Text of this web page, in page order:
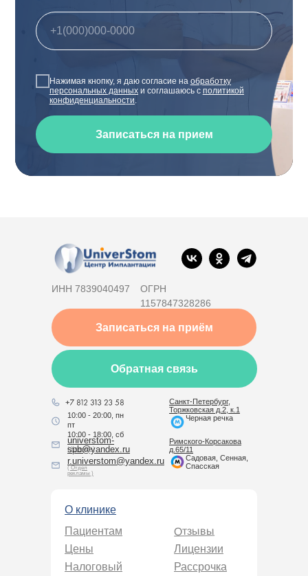
Нажимая кнопку, я даю согласие на обработку
персональных данныхи соглашаюсь с политикой
конфиденциальности.
Записаться на прием
ИНН 7839040497
ОГРН
1157847328286
Записаться на приём
Обратная связь
r.universtom@yandex.ru
( Отдел
рекламы )
universtom-
spb@yandex.ru
( Клиника )
10:00 - 20:00, пн
пт
10:00 - 18:00, сб
О клинике
Налоговый
Цены
Пациентам
Рассрочка
Лицензии
Отзывы
Санкт-Петербург,
Торжковская д.2, к.1
Черная речка
Римского-Корсакова
д.65/11
Садовая, Сенная,
Спасская